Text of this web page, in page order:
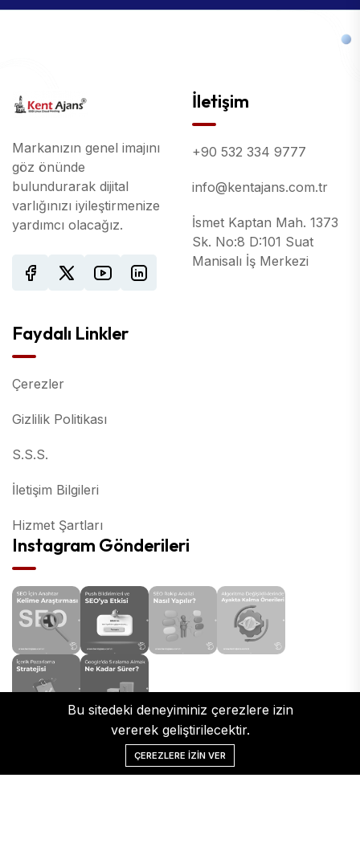
Markanızın genel imajını
göz önünde
bulundurarak dijital
varlığınızı iyileştirmenize
yardımcı olacağız.
İletişim
+90 532 334 9777
info@kentajans.com.tr
İsmet Kaptan Mah. 1373
Sk. No:8 D:101 Suat
Manisalı İş Merkezi
Faydalı Linkler
Çerezler
Gizlilik Politikası
S.S.S.
İletişim Bilgileri
Hizmet Şartları
Instagram Gönderileri
Bu sitedeki deneyiminiz çerezlere izin
vererek geliştirilecektir.
ÇEREZLERE IZIN VER